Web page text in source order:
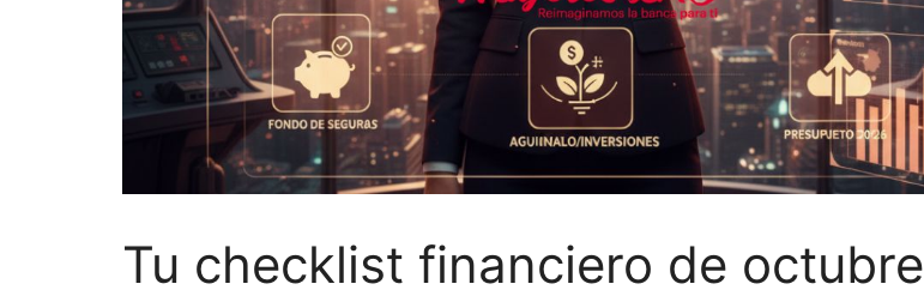
Tu checklist financiero de octubre